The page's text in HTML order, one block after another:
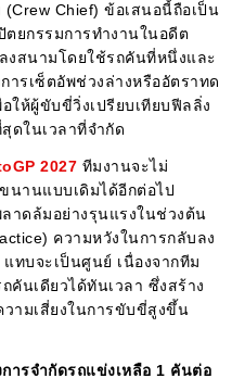
Chief) ข้อเสนอนี้ถือเป็น
ยกรรมการทำงานในอดีต
งสนามโดยใช้รถคันที่หนึ่งและ
ารเซ็ตอัพช่วงล่างหรืออัตราทด
ให้ผู้ขับขี่วิ่งเปรียบเทียบฟีลลิ่ง
ดในเวลาที่จำกัด
2027 ทีมงานจะไม่
นานแบบเดิมได้อีกต่อไป
าดล้มอย่างรุนแรงในช่วงต้น
ความหวังในการกลับลง
ทบจะเป็นศูนย์ เนื่องจากทีม
นเดียวได้ทันเวลา ซึ่งสร้าง
ามเสี่ยงในการขับขี่สูงขึ้น
ารจำกัดรถแข่งเหลือ 1 คันต่อ